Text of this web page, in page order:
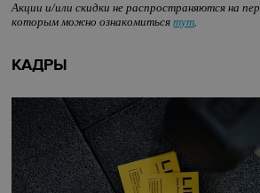
Акции и/или скидки не распространяются на
которым можно ознакомитьсятут.
КАДРЫ